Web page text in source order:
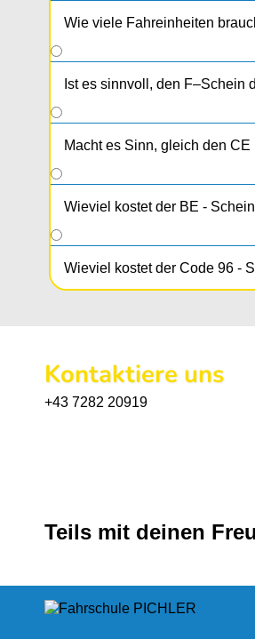
Wie viele Fahreinheiten
Ist es sinnvoll, den F–Schein
Macht es Sinn, gleich den
Wieviel kostet der BE -
Wieviel kostet der Code 96 -
Kontaktiere uns
+43 7282 20919
Teils mit deinen